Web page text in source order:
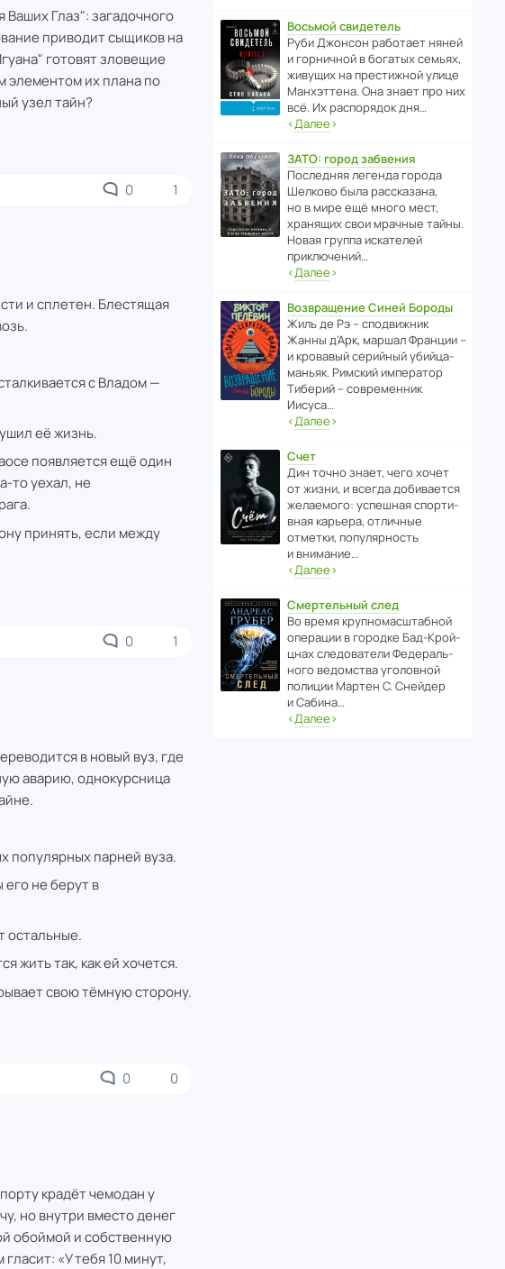
Глаз": загадочного
приводит сыщиков на
готовят зловещие
элементом их плана по
узел тайн?
0 1
и сплетен. Блестящая
с Владом —
её жизнь.
появляется ещё один
то уехал, не
принять, если между
0 1
в новый вуз, где
аварию, однокурсница
популярных парней вуза.
не берут в
остальные.
жить так, как ей хочется.
свою тёмную сторону.
0 0
крадёт чемодан у
но внутри вместо денег
обоймой и собственную
«У тебя 10 минут,
Восьмой свидетель
Руби Джонсон рабо­тает няней
и горни­чной в богатых семьях,
живущих на прес­ти­жной улице
Манх­эт­тена. Она знает про них
всё. Их распо­рядок дня…
‹Далее›
ЗАТО: город забвения
После­дняя легенда города
Шелково была расска­зана,
но в мире ещё много мест,
хранящих свои мрачные тайны.
Новая группа иска­телей
приключений…
‹Далее›
Возвращение Синей Бороды
Жиль де Рэ – спод­ви­жник
Жанны д’Арк, маршал Франции –
и кровавый серийный убийца-
маньяк. Римский импе­ратор
Тиберий – совре­менник
Иисуса…
‹Далее›
Счет
Дин точно знает, чего хочет
от жизни, и всегда доби­ва­ется
жела­е­мого: успе­шная спор­ти­
вная карьера, отли­чные
отметки, попу­ля­р­ность
и внимание…
‹Далее›
Смертельный след
Во время круп­но­мас­ш­та­бной
операции в городке Бад‑Крой­
цнах следо­ва­тели Феде­раль­
ного ведомства уголо­вной
полиции Мартен С. Снейдер
и Сабина…
‹Далее›